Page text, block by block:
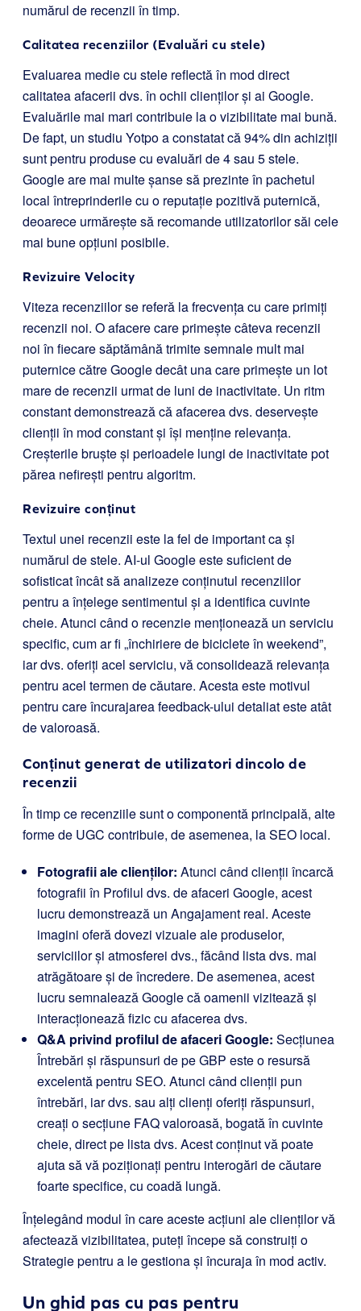
numărul de recenzii în timp.
Calitatea recenziilor (Evaluări cu stele)
Evaluarea medie cu stele reflectă în mod direct
calitatea afacerii dvs. în ochii clienților și ai Google.
Evaluările mai mari contribuie la o vizibilitate mai bună.
De fapt, un studiu Yotpo a constatat că 94% din achiziții
sunt pentru produse cu evaluări de 4 sau 5 stele.
Google are mai multe șanse să prezinte în pachetul
local întreprinderile cu o reputație pozitivă puternică,
deoarece urmărește să recomande utilizatorilor săi cele
mai bune opțiuni posibile.
Revizuire Velocity
Viteza recenziilor se referă la frecvența cu care primiți
recenzii noi. O afacere care primește câteva recenzii
noi în fiecare săptămână trimite semnale mult mai
puternice către Google decât una care primește un lot
mare de recenzii urmat de luni de inactivitate. Un ritm
constant demonstrează că afacerea dvs. deservește
clienții în mod constant și își menține relevanța.
Creșterile bruște și perioadele lungi de inactivitate pot
părea nefirești pentru algoritm.
Revizuire conținut
Textul unei recenzii este la fel de important ca și
numărul de stele. AI-ul Google este suficient de
sofisticat încât să analizeze conținutul recenziilor
pentru a înțelege sentimentul și a identifica cuvinte
cheie. Atunci când o recenzie menționează un serviciu
specific, cum ar fi „închiriere de biciclete în weekend”,
iar dvs. oferiți acel serviciu, vă consolidează relevanța
pentru acel termen de căutare. Acesta este motivul
pentru care încurajarea feedback-ului detaliat este atât
de valoroasă.
Conținut generat de utilizatori dincolo de
recenzii
În timp ce recenziile sunt o componentă principală, alte
forme de UGC contribuie, de asemenea, la SEO local.
Fotografii ale clienților: Atunci când clienții încarcă
fotografii în Profilul dvs. de afaceri Google, acest
lucru demonstrează un Angajament real. Aceste
imagini oferă dovezi vizuale ale produselor,
serviciilor și atmosferei dvs., făcând lista dvs. mai
atrăgătoare și de încredere. De asemenea, acest
lucru semnalează Google că oamenii vizitează și
interacționează fizic cu afacerea dvs.
Q&A privind profilul de afaceri Google: Secțiunea
Întrebări și răspunsuri de pe GBP este o resursă
excelentă pentru SEO. Atunci când clienții pun
întrebări, iar dvs. sau alți clienți oferiți răspunsuri,
creați o secțiune FAQ valoroasă, bogată în cuvinte
cheie, direct pe lista dvs. Acest conținut vă poate
ajuta să vă poziționați pentru interogări de căutare
foarte specifice, cu coadă lungă.
Înțelegând modul în care aceste acțiuni ale clienților vă
afectează vizibilitatea, puteți începe să construiți o
Strategie pentru a le gestiona și încuraja în mod activ.
Un ghid pas cu pas pentru